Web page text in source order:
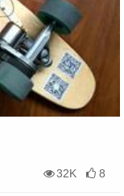
32K 8